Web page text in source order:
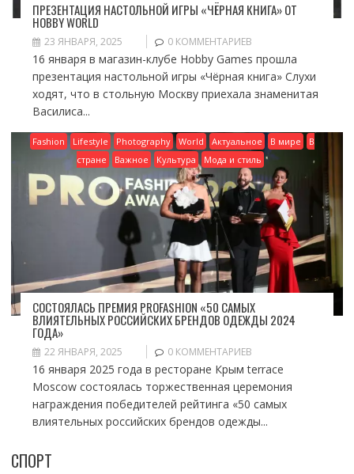
ПРЕЗЕНТАЦИЯ НАСТОЛЬНОЙ ИГРЫ «ЧЁРНАЯ КНИГА» ОТ
HOBBY WORLD
23 ЯНВАРЯ, 2025 0 КОММЕНТАРИЕВ
16 января в магазин-клубе Hobby Games прошла
презентация настольной игры «Чёрная книга» Слухи
ходят, что в стольную Москву приехала знаменитая
Василиса...
Fashion Lifestyle Photography World Актуальное В мире
В
стране
Важное Культура Мода и стиль
СОСТОЯЛАСЬ ПРЕМИЯ PROFASHION «50 САМЫХ
ВЛИЯТЕЛЬНЫХ РОССИЙСКИХ БРЕНДОВ ОДЕЖДЫ 2024
ГОДА»
22 ЯНВАРЯ, 2025 0 КОММЕНТАРИЕВ
16 января 2025 года в ресторане Крым terrace
Moscow состоялась торжественная церемония
награждения победителей рейтинга «50 самых
влиятельных российских брендов одежды...
СПОРТ